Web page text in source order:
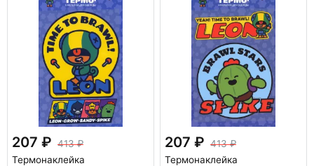
207
413
Термонаклейка
207
413
Термонаклейка